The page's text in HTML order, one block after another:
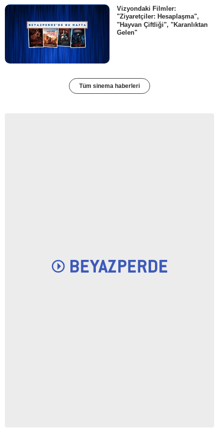
Vizyondaki Filmler:
"Ziyaretçiler: Hesaplaşma",
"Hayvan Çiftliği", "Karanlıktan
Gelen"
Tüm sinema haberleri